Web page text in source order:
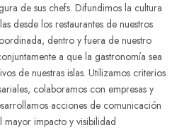
de sus chefs. Difundimos la cultura
desde los restaurantes de nuestros
dentro y fuera de nuestro
a que la gastronomía sea
de nuestras islas. Utilizamos criterios
colaboramos con empresas y
acciones de comunicación
impacto y visibilidad